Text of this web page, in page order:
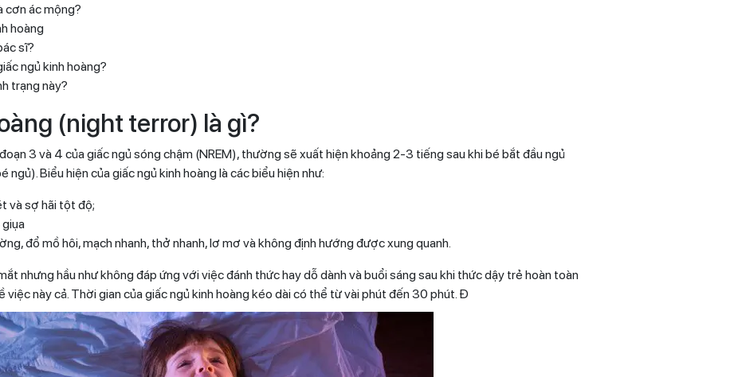
cơn ác mộng?
hoàng
sĩ?
ngủ kinh hoàng?
trạng này?
(night terror) là gì?
3 và 4 của giấc ngủ sóng chậm (NREM), thường sẽ xuất hiện khoảng 2-3 tiếng sau khi bé bắt đầu ngủ
Biểu hiện của giấc ngủ kinh hoàng là các biểu hiện như:
và sợ hãi tột độ;
đổ mồ hôi, mạch nhanh, thở nhanh, lơ mơ và không định hướng được xung quanh.
nhưng hầu như không đáp ứng với việc đánh thức hay dỗ dành và buổi sáng sau khi thức dậy trẻ hoàn toàn
việc này cả. Thời gian của giấc ngủ kinh hoàng kéo dài có thể từ vài phút đến 30 phút. Đ